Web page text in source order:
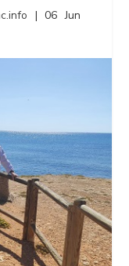
|06 Jun